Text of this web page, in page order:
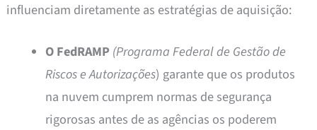
influenciam diretamente as estratégias de aquisição:
O FedRAMP (Programa Federal de Gestão de
Riscos e Autorizações) garante que os produtos
na nuvem cumprem normas de segurança
rigorosas antes de as agências os poderem